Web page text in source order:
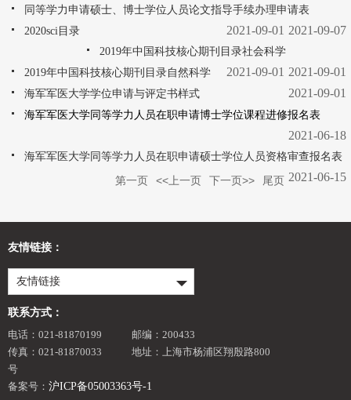
同等学力申请硕士、博士学位人员论文指导手续办理申请表
2021-09-07
2020sci目录 2021-09-01
2019年中国科技核心期刊目录社会科学
2021-09-01
2019年中国科技核心期刊目录自然科学 2021-09-01
海军军医大学学位申请与评定书样式 2021-09-01
海军军医大学同等学力人员在职申请博士学位课程进修报名表
2021-06-18
海军军医大学同等学力人员在职申请硕士学位人员资格审查报名表
2021-06-15
第一页 <<上一页 下一页>> 尾页
友情链接：
友情链接
联系方式：
电话：021-81870199
邮编：200433
传真：021-81870033
地址：上海市杨浦区翔殷路800
号
备案号： 沪ICP备05003363号-1